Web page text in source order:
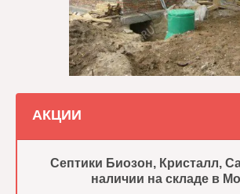
АКЦИИ
Септики Биозон, Кристалл,
наличии на складе в